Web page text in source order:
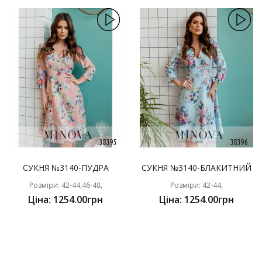
СУКНЯ №3140-ПУДРА
Розміри: 42-44,46-48,
Ціна: 1254.00грн
СУКНЯ №3140-БЛАКИТНИЙ
Розміри: 42-44,
Ціна: 1254.00грн